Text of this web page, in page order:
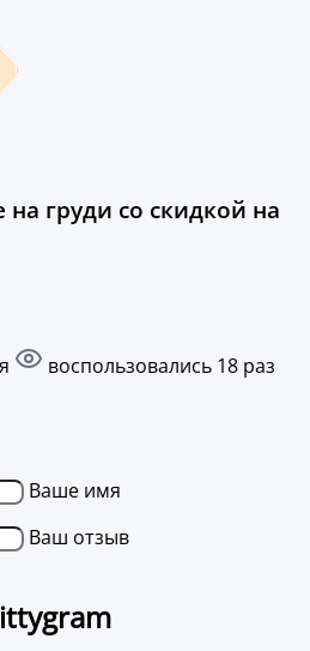
груди со скидкой на
воспользовались 18 раз
Ваше имя
Ваш отзыв